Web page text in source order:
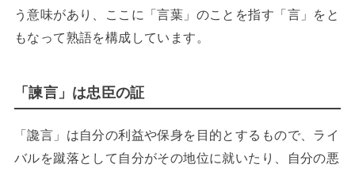
う意味があり、ここに「言葉」のことを指す「言」をと
もなって熟語を構成しています。
「諫言」は忠臣の証
「讒言」は自分の利益や保身を目的とするもので、ライ
バルを蹴落として自分がその地位に就いたり、自分の悪